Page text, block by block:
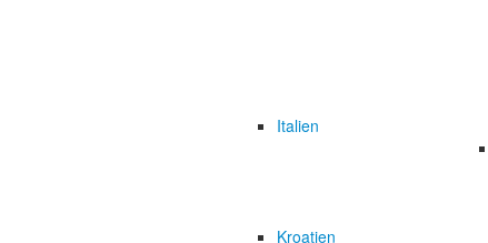
Italien
Kroatien